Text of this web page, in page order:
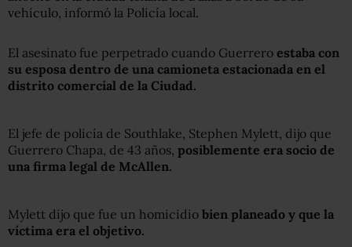
vehículo, informó la Policía local.
El asesinato fue perpetrado cuando Guerrero estaba con
su esposa dentro de una camioneta estacionada en el
distrito comercial de la Ciudad.
El jefe de policía de Southlake, Stephen Mylett, dijo que
Guerrero Chapa, de 43 años, posiblemente era socio de
una firma legal de McAllen.
Mylett dijo que fue un homicidio bien planeado y que la
víctima era el objetivo.